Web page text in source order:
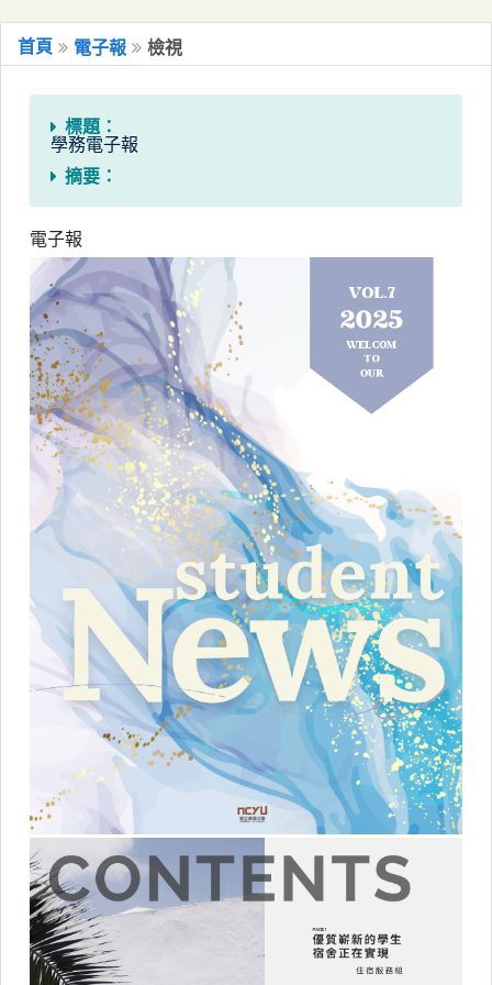
移到主要內容
國立嘉義大學電子報系統
首頁
電子報 檢視
標題：
學務電子報
摘要：
電子報